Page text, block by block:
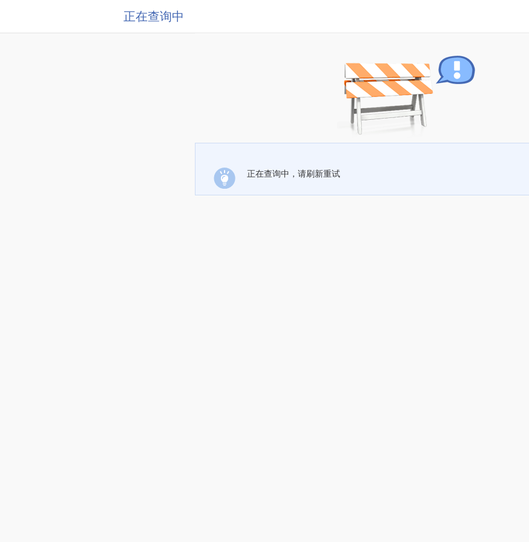
正在查询中
正在查询中，请刷新重试